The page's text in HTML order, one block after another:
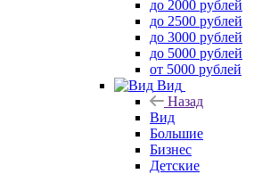
до 2000 рублей
до 2500 рублей
до 3000 рублей
до 5000 рублей
от 5000 рублей
Вид
Назад
Вид
Большие
Бизнес
Детские